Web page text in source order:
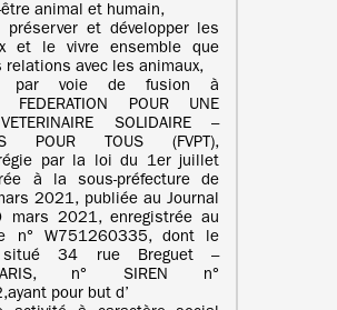
animal et humain,
préserver et développer les
et le vivre ensemble que
relations avec les animaux,
par voie de fusion à
FEDERATION POUR UNE
SOLIDAIRE –
POUR TOUS (FVPT),
par la loi du 1er juillet
à la sous-préfecture de
2021, publiée au Journal
mars 2021, enregistrée au
n° W751260335, dont le
34 rue Breguet –
n° SIREN n°
pour but d’